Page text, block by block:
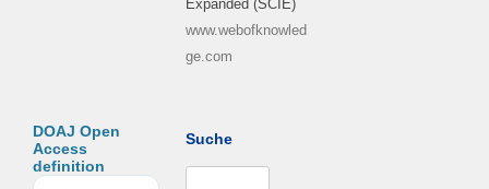
Expanded (SCIE)
www.webofknowled
ge.com
DOAJ Open
Access
definition
Suche